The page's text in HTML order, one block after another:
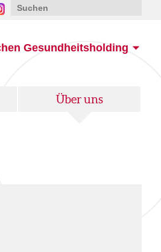
Gesundheitsholding
Über uns